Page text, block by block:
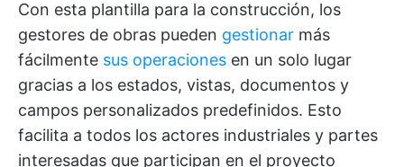
Con esta plantilla para la construcción, los
gestores de obras pueden gestionar más
fácilmente sus operaciones en un solo lugar
gracias a los estados, vistas, documentos y
campos personalizados predefinidos. Esto
facilita a todos los actores industriales y partes
interesadas que participan en el proyecto